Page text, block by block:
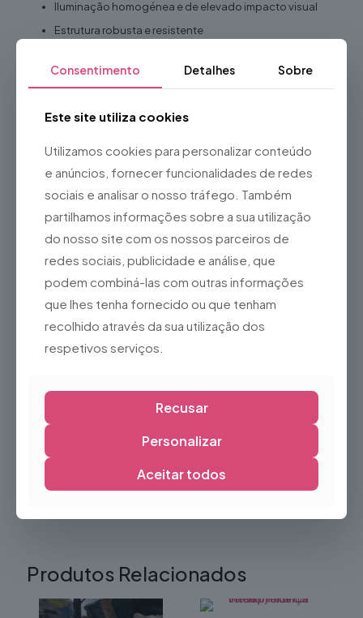
Iluminação homogénea e de elevado impacto visual
Estrutura robusta e resistente
Fácil de transportar e instalar
Adequado para utilização em interiores e exteriores
Ideal para
Casamentos
Eventos corporativos
Festas privadas
Zonas lounge
Bares e discotecas
Hotéis e restaurantes
Montras
Decoração de espaços comerciais
Cubo LED RGBW
é a solução perfeita para criar
ambientes modernos, sofisticados e envolventes,
oferecendo uma decoração luminosa que transforma
qualquer espaço e proporciona uma experiência visual
Produtos Relacionados
Consentimento Detalhes Sobre
Este site utiliza cookies
Utilizamos cookies para personalizar conteúdo
e anúncios, fornecer funcionalidades de redes
sociais e analisar o nosso tráfego. Também
partilhamos informações sobre a sua utilização
do nosso site com os nossos parceiros de
redes sociais, publicidade e análise, que
podem combiná-las com outras informações
que lhes tenha fornecido ou que tenham
recolhido através da sua utilização dos
respetivos serviços.
Recusar
Personalizar
Aceitar todos